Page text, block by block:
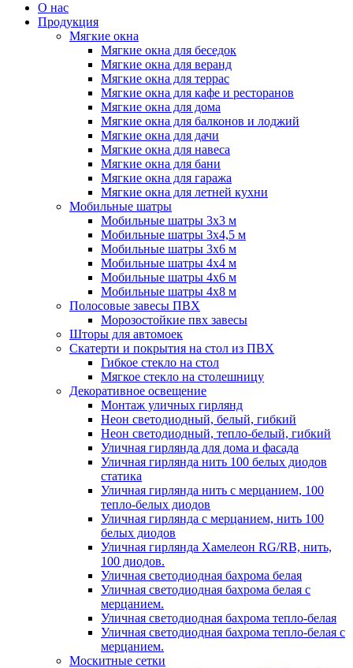
О нас
Продукция
Мягкие окна
Мягкие окна для беседок
Мягкие окна для веранд
Мягкие окна для террас
Мягкие окна для кафе и ресторанов
Мягкие окна для дома
Мягкие окна для балконов и лоджий
Мягкие окна для дачи
Мягкие окна для навеса
Мягкие окна для бани
Мягкие окна для гаража
Мягкие окна для летней кухни
Мобильные шатры
Мобильные шатры 3х3 м
Мобильные шатры 3х4,5 м
Мобильные шатры 3х6 м
Мобильные шатры 4х4 м
Мобильные шатры 4х6 м
Мобильные шатры 4х8 м
Полосовые завесы ПВХ
Морозостойкие пвх завесы
Шторы для автомоек
Скатерти и покрытия на стол из ПВХ
Гибкое стекло на стол
Мягкое стекло на столешницу
Декоративное освещение
Монтаж уличных гирлянд
Неон светодиодный, белый, гибкий
Неон светодиодный, тепло-белый, гибкий
Уличная гирлянда для дома и фасада
Уличная гирлянда нить 100 белых диодов
статика
Уличная гирлянда нить с мерцанием, 100
тепло-белых диодов
Уличная гирлянда с мерцанием, нить 100
белых диодов
Уличная гирлянда Хамелеон RG/RB, нить,
100 диодов.
Уличная светодиодная бахрома белая
Уличная светодиодная бахрома белая с
мерцанием.
Уличная светодиодная бахрома тепло-белая
Уличная светодиодная бахрома тепло-белая с
мерцанием.
Москитные сетки